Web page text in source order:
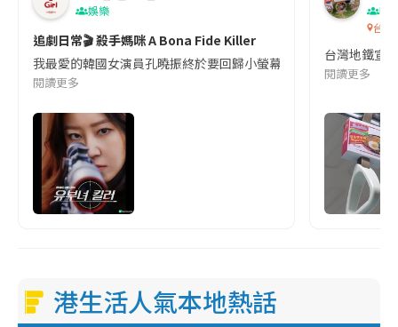
娛樂
追劇日常🎬 殺手媽咪 A Bona Fide Killer
我最愛的韓國女演員孔曉振終於要回歸小螢幕啦!這次的劇本改編
閱讀更多
吹
台灣
台灣地鐵宣
閱讀更多
港生活人氣本地熱話